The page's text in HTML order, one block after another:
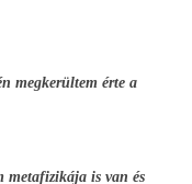
megkerültem érte a
metafizikája is van és